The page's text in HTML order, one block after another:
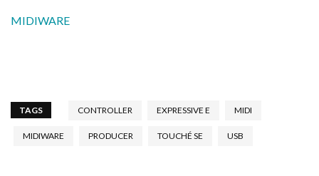
MIDIWARE
TAGS CONTROLLER EXPRESSIVE E MIDI
MIDIWARE PRODUCER TOUCHÉ SE USB